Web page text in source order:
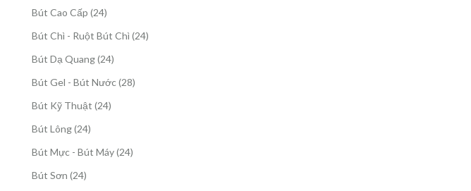
Bút Cao Cấp 2424
Bút Chì - Ruột Bút Chì 2424
Bút Dạ Quang 2424
phẩm
Bút Gel - Bút Nước 2828
Bút Kỹ Thuật 2424
Bút Lông 2424
phẩm
Bút Mực - Bút Máy 2424
Bút Sơn 2424